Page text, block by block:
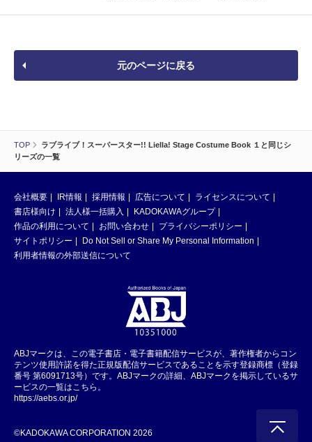
TOP
ラブライブ！スーパースター!! Liella! Stage Costume Book １と同じシ
リーズの一覧
元のページに戻る
会社概要 IR情報 採用情報 広告について
ライセンスについて
書店様向け
法人様一括購入
KADOKAWAグループ
作品の利用について
お問い合わせ
プライバシーポリシー
サイトポリシー
Do Not Sell or Share My Personal Information
利用者情報の外部送信について
ABJマークは、この電子書店・電子書籍配信サービスが、著作権者からコン
テンツ使用許諾を得た正規版配信サービスであることを示す登録商標（登録
番号 第6091713号）です。ABJマークの詳細、ABJマークを掲示しているサ
ービスの一覧はこちら。
https://aebs.or.jp/
©KADOKAWA CORPORATION 2026